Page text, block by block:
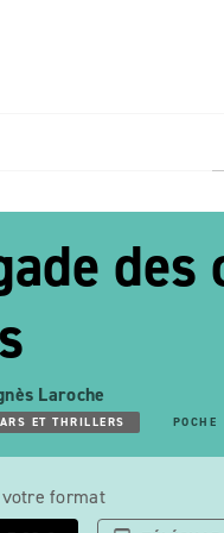
des
Laroche
ET THRILLERS POCHE
votre format